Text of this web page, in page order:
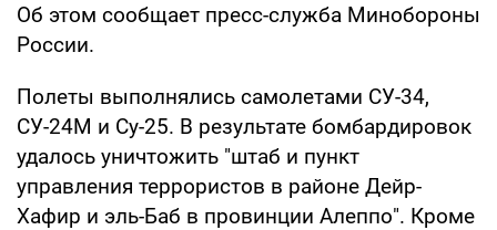
Об этом сообщает пресс-служба Минобороны
России.
Полеты выполнялись самолетами СУ-34,
СУ-24М и Су-25. В результате бомбардировок
удалось уничтожить "штаб и пункт
управления террористов в районе Дейр-
Хафир и эль-Баб в провинции Алеппо". Кроме